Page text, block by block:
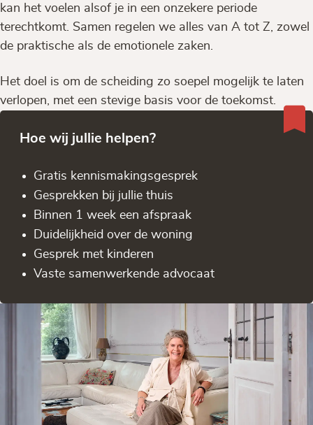
kan het voelen alsof je in een onzekere periode
terechtkomt. Samen regelen we alles van A tot Z, zowel
de praktische als de emotionele zaken.
Het doel is om de scheiding zo soepel mogelijk te laten
verlopen, met een stevige basis voor de toekomst.
Hoe wij jullie helpen?
Gratis kennis­makingsgesprek
Gesprekken bij jullie thuis
Binnen 1 week een afspraak
Duidelijkheid over de woning
Gesprek met kinderen
Vaste samenwerkende advocaat